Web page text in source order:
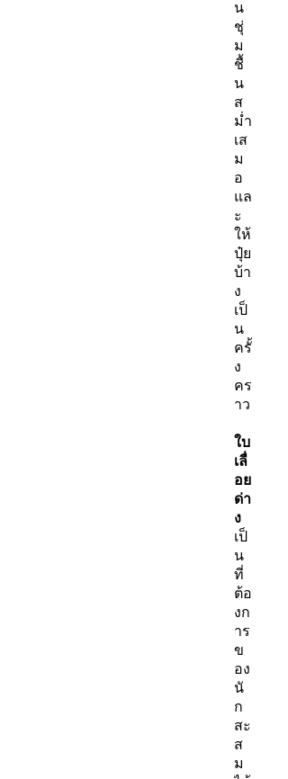
น
ชุ่
ม
ชื้
น
ส
ม่ำ
เส
ม
อ
แล
ะ
ให้
ปุ๋ย
บ้า
ง
เป็
น
ครั้
ง
คร
าว
ใบ
เลื่
อย
ด่า
ง
เป็
น
ที่
ต้อ
งก
าร
ข
อง
นั
ก
สะ
ส
ม